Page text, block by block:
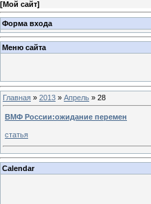
[Мой сайт]
Форма входа
Меню сайта
Главная » 2013 » Апрель » 28
ВМФ России:ожидание перемен
статья
Calendar